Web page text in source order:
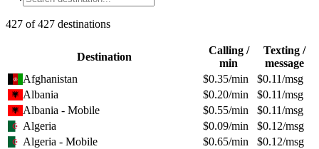
427 of427 destinations
Destination
Calling /
min
Texting /
message
Afghanistan
$0.35/min $0.11/msg
Albania
$0.20/min $0.11/msg
Albania - Mobile
$0.55/min $0.11/msg
Algeria
$0.09/min $0.12/msg
Algeria - Mobile
$0.65/min $0.12/msg